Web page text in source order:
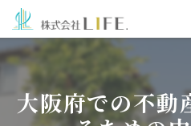
大阪府での不動